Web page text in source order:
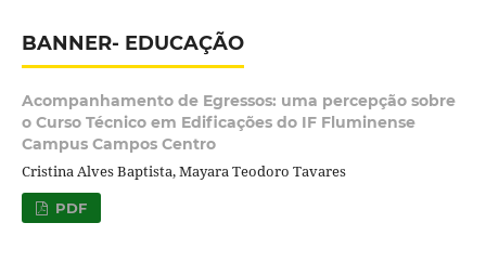
BANNER- EDUCAÇÃO
Acompanhamento de Egressos: uma percepção sobre
o Curso Técnico em Edificações do IF Fluminense
Campus Campos Centro
Cristina Alves Baptista, Mayara Teodoro Tavares
PDF